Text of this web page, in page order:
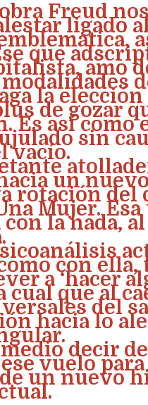
Freud
ligado
que
amo
la
de gozar
Es así como
sin
vacío.
un
rotación del
Mujer. Esa
la nada,
con ella,
a ‘hacer
cual que al
del
hacia lo
decir
ese vuelo
un nuevo